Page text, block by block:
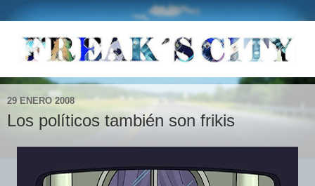
29 ENERO 2008
Los políticos también son frikis